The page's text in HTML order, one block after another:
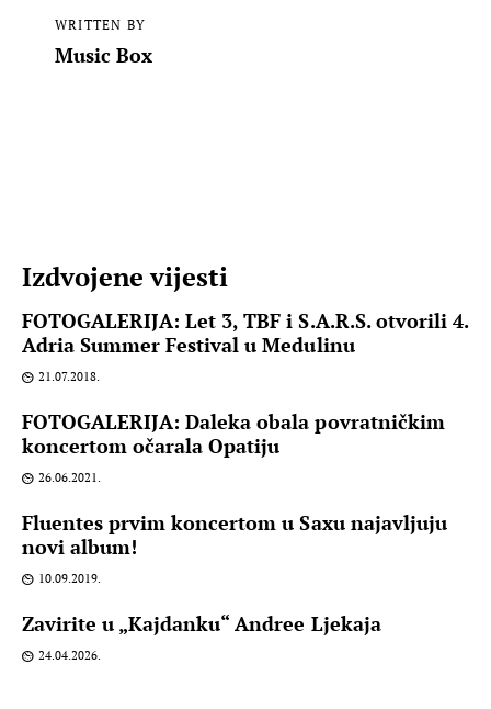
WRITTEN BY
Music Box
Izdvojene vijesti
FOTOGALERIJA: Let 3, TBF i S.A.R.S. otvorili 4.
Adria Summer Festival u Medulinu
21.07.2018.
FOTOGALERIJA: Daleka obala povratničkim
koncertom očarala Opatiju
26.06.2021.
Fluentes prvim koncertom u Saxu najavljuju
novi album!
10.09.2019.
Zavirite u „Kajdanku“ Andree Ljekaja
24.04.2026.